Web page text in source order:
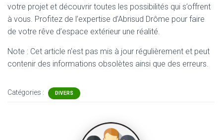
votre projet et découvrir toutes les possibilités qui s’offrent
à vous. Profitez de l’expertise d’Abrisud Drôme pour faire
de votre rêve d’espace extérieur une réalité.
Note : Cet article n'est pas mis à jour régulièrement et peut
contenir des informations obsolètes ainsi que des erreurs.
Catégories : DIVERS